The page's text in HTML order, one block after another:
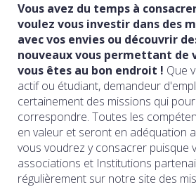
Vous avez du temps à
voulez vous investir dans des
avec vos envies ou découvrir
nouveaux vous permettant de
vous êtes au bon endroit ! Que
actif ou étudiant, demandeur
certainement des missions qui
correspondre. Toutes les
en valeur et seront en adéquation
vous voudrez y consacrer puisque
associations et Institutions
régulièrement sur notre site des